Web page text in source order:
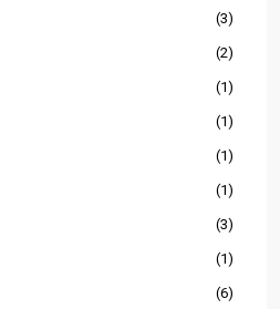
(3)
(2)
(1)
(1)
(1)
(1)
(3)
(1)
(6)